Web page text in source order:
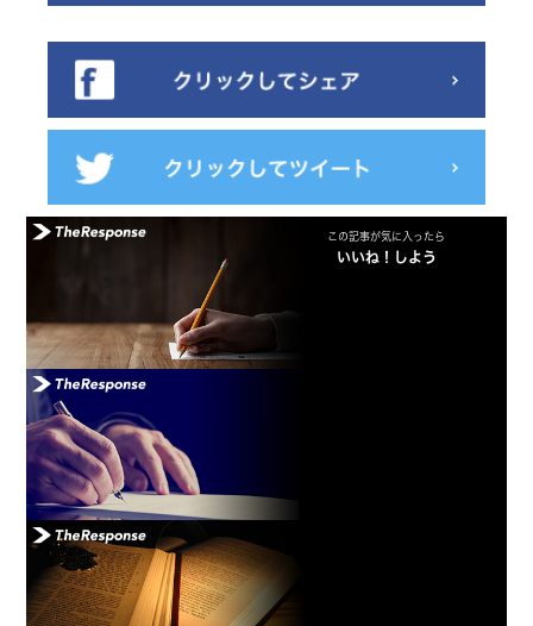
この記事が気に入ったら
いいね！しよう